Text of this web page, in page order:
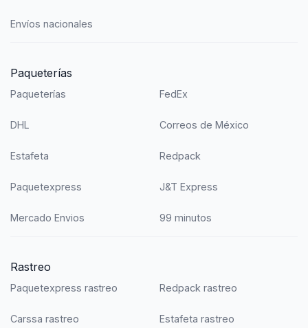
Envíos nacionales
Paqueterías
Paqueterías FedEx
DHL Correos de México
Estafeta Redpack
Paquetexpress J&T Express
Mercado Envios 99 minutos
Rastreo
Paquetexpress rastreo Redpack rastreo
Carssa rastreo Estafeta rastreo